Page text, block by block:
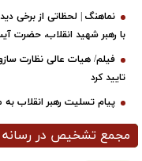
نماهنگ | لحظاتی از برخی
با رهبر شهید انقلاب، حضرت
فیلم/ هیات عالی نظارت
تایید کرد
پیام تسلیت رهبر انقلاب
مجمع تشخیص در رسانه